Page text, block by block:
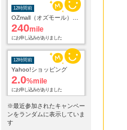
12時間前
240mile
にお申し込みがありました
12時間前
Yahoo!ショッピング
2.0%mile
にお申し込みがありました
12時間前
※最近参加されたキャンペー
ンをランダムに表示していま
す